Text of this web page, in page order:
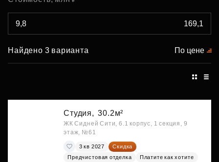
Найдено 3 варианта По цене
Студия, 30.2м²
ЖК Сидней Сити, 6.1 корпус, 1 секция, 9
этаж, №61
3 кв 2027
Скидка
Предчистовая отделка
Платите как хотите